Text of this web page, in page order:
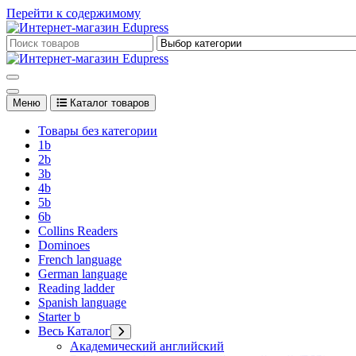
Перейти к содержимому
Edupress Uzbekistan, Edupress Узбекистан, книги, учебники на
Меню Каталог товаров
Товары без категории
1b
2b
3b
4b
5b
6b
Collins Readers
Dominoes
French language
German language
Reading ladder
Spanish language
Starter b
Весь Каталог
Академический английский